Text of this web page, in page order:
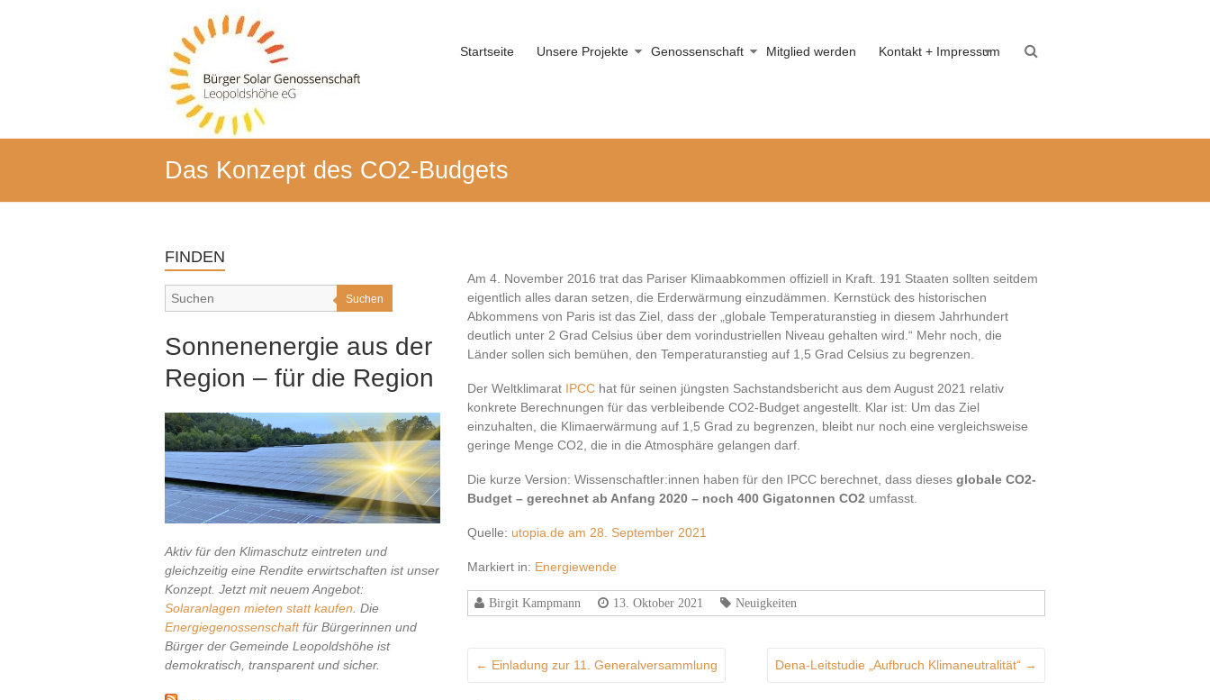
BSG-
Leo
Bürger-
Solar-
Genossenschaft
Startseite Unsere Projekte Genossenschaft Mitglied werden Kontakt + Impressum
Das Konzept des CO2-Budgets
Am 4. November 2016 trat das Pariser Klimaabkommen offiziell in Kraft. 191 Staaten sollten seitdem
eigentlich alles daran setzen, die Erderwärmung einzudämmen. Kernstück des historischen
Abkommens von Paris ist das Ziel, dass der „globale Temperaturanstieg in diesem Jahrhundert
deutlich unter 2 Grad Celsius über dem vorindustriellen Niveau gehalten wird.“ Mehr noch, die
Länder sollen sich bemühen, den Temperaturanstieg auf 1,5 Grad Celsius zu begrenzen.
Der Weltklimarat IPCC hat für seinen jüngsten Sachstandsbericht aus dem August 2021 relativ
konkrete Berechnungen für das verbleibende CO2-Budget angestellt. Klar ist: Um das Ziel
einzuhalten, die Klimaerwärmung auf 1,5 Grad zu begrenzen, bleibt nur noch eine vergleichsweise
geringe Menge CO2, die in die Atmosphäre gelangen darf.
Die kurze Version: Wissenschaftler:innen haben für den IPCC berechnet, dass diesesglobale CO2-
Budget – gerechnet ab Anfang 2020 – noch 400 Gigatonnen CO2 umfasst.
Quelle: utopia.de am 28. September 2021
Markiert in: Energiewende
Birgit Kampmann 13. Oktober 2021 Neuigkeiten
← Einladung zur 11. Generalversammlung Dena-Leitstudie „Aufbruch Klimaneutralität“ →
FINDEN
Suchen
Sonnenenergie aus der
Region – für die Region
Aktiv für den Klimaschutz eintreten und
gleichzeitig eine Rendite erwirtschaften ist unser
Konzept. Jetzt mit neuem Angebot:
Solaranlagen mieten statt kaufen. Die
Energiegenossenschaftfür Bürgerinnen und
Bürger der Gemeinde Leopoldshöhe ist
demokratisch, transparent und sicher.